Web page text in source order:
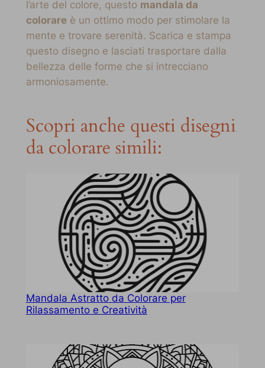
l’arte del colore, questo mandala da
colorareè un ottimo modo per stimolare la
mente e trovare serenità. Scarica e stampa
questo disegno e lasciati trasportare dalla
bellezza delle forme che si intrecciano
armoniosamente.
Scopri anche questi disegni
da colorare simili:
Mandala Astratto da Colorare per
Rilassamento e Creatività